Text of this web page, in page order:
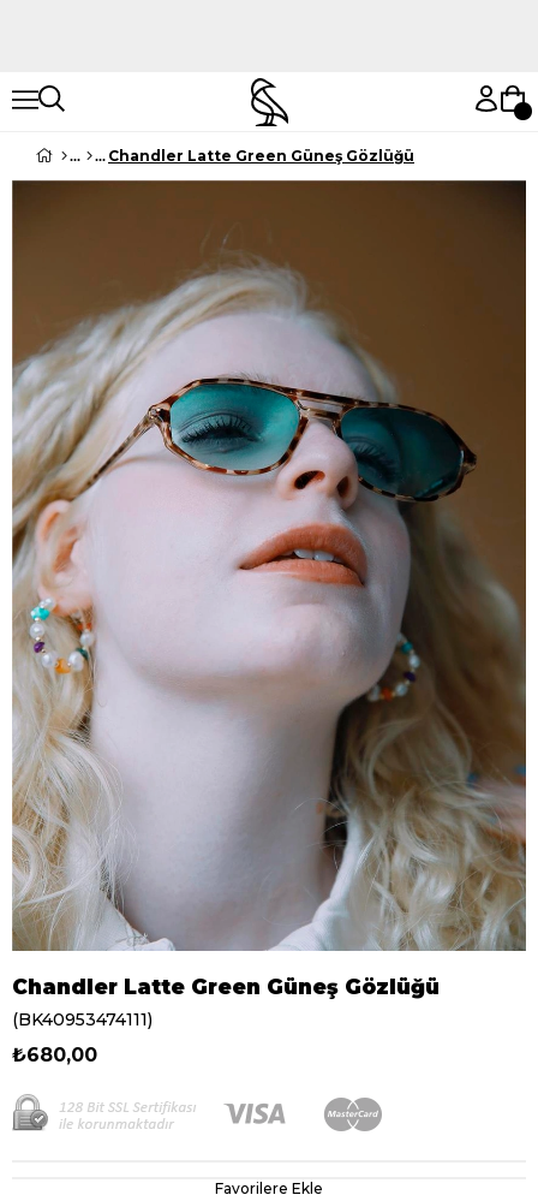
Chandler Latte Green Güneş Gözlüğü
Chandler Latte Green Güneş Gözlüğü
(BK40953474111)
₺680,00
Favorilere Ekle